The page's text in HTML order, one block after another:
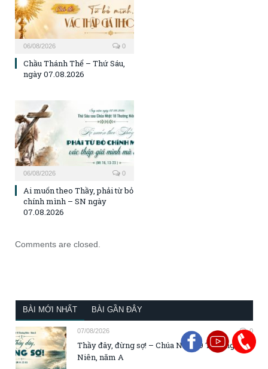
06/08/2026 0
Chầu Thánh Thể – Thứ Sáu,
ngày 07.08.2026
06/08/2026 0
Ai muốn theo Thầy, phải từ bỏ
chính mình – SN ngày
07.08.2026
Comments are closed.
BÀI MỚI NHẤT BÀI GẦN ĐÂY
07/08/2026 0
Thầy đây, đừng sợ! – Chúa Nhật 19 Thường
Niên, năm A